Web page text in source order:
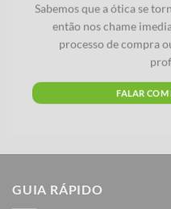
Sabemos que a ótica se
então nos chame
processo de compra
FALAR COM
GUIA RÁPIDO